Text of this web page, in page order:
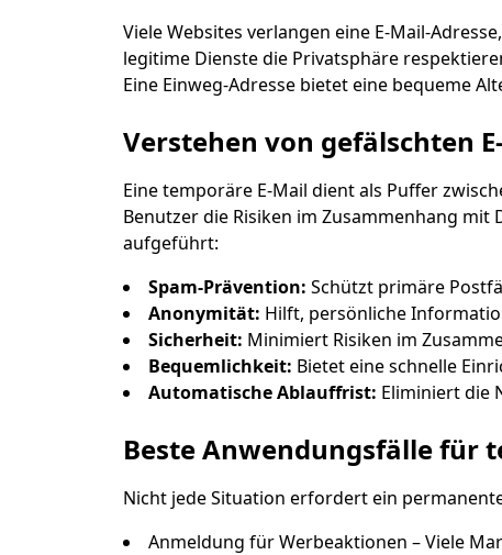
Absender
Viele Websites verlangen eine E-Mail-
legitime Dienste die Privatsphäre
Eine Einweg-Adresse bietet eine bequeme
Verstehen von gefälschten
Eine temporäre E-Mail dient als Puffer
Benutzer die Risiken im Zusammenhang
aufgeführt:
Spam-Prävention: Schützt primäre
Anonymität: Hilft, persönliche
Sicherheit: Minimiert Risiken im
Bequemlichkeit: Bietet eine schnelle
Automatische Ablauffrist: Eliminiert die
Beste Anwendungsfälle für
Nicht jede Situation erfordert ein
Anmeldung für Werbeaktionen – Viele